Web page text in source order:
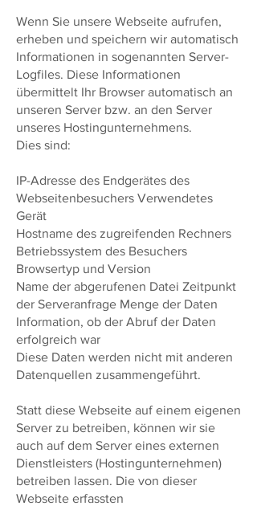
Wenn Sie unsere Webseite aufrufen,
erheben und speichern wir automatisch
Informationen in sogenannten Server-
Logfiles. Diese Informationen
übermittelt Ihr Browser automatisch an
unseren Server bzw. an den Server
unseres Hostingunternehmens.
Dies sind:
IP-Adresse des Endgerätes des
Webseitenbesuchers Verwendetes
Gerät
Hostname des zugreifenden Rechners
Betriebssystem des Besuchers
Browsertyp und Version
Name der abgerufenen Datei Zeitpunkt
der Serveranfrage Menge der Daten
Information, ob der Abruf der Daten
erfolgreich war
Diese Daten werden nicht mit anderen
Datenquellen zusammengeführt.
Statt diese Webseite auf einem eigenen
Server zu betreiben, können wir sie
auch auf dem Server eines externen
Dienstleisters (Hostingunternehmen)
betreiben lassen. Die von dieser
Webseite erfassten